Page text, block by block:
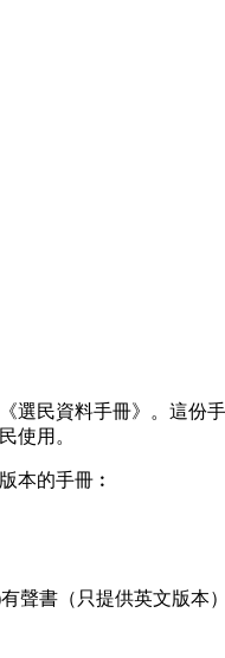
選民資料手冊》。這份
使用。
本的手冊︰
聲書（只提供英文版本）